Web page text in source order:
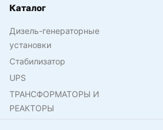
Каталог
Дизель-генераторные
установки
Стабилизатор
UPS
ТРАНСФОРМАТОРЫ И
РЕАКТОРЫ